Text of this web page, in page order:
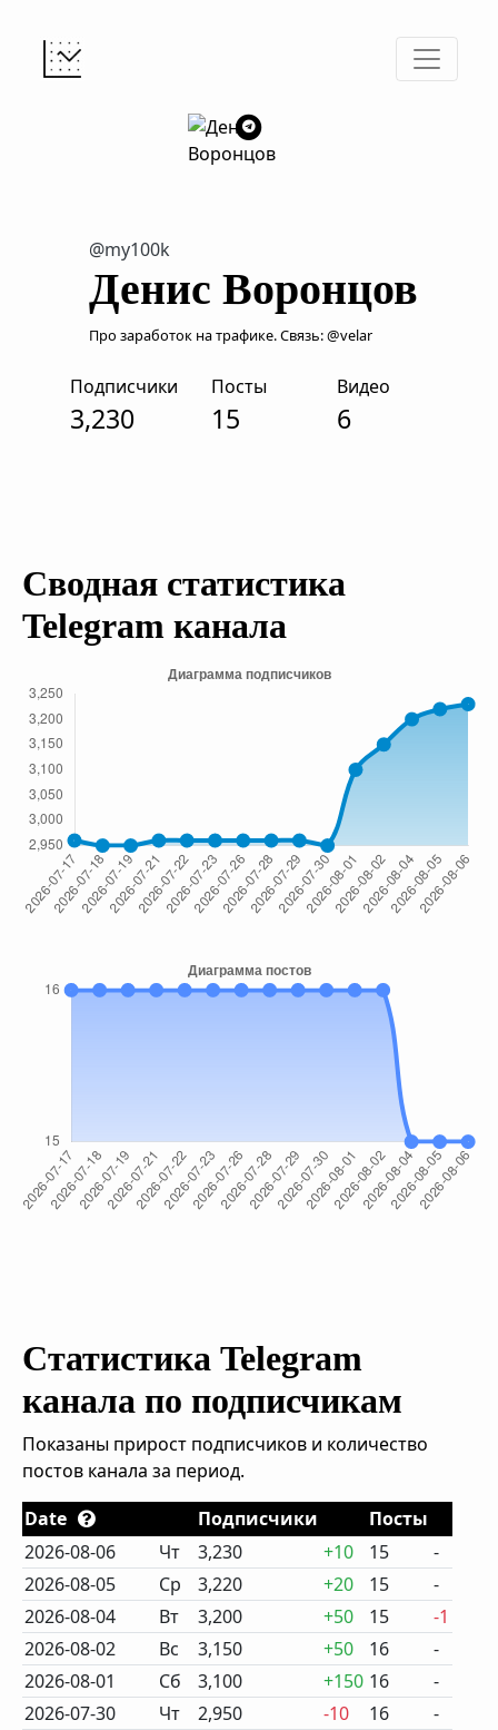
@my100k
Денис Воронцов
Про заработок на трафике. Связь: @velar
Подписчики
3,230
Посты
15
Видео
6
Сводная статистика
Telegram канала
Статистика Telegram
канала по подписчикам
Показаны прирост подписчиков и количество
постов канала за период.
Date
Подписчики
Посты
2026-08-06
Чт 3,230 +10 15
-
2026-08-05
Ср 3,220 +20 15
-
2026-08-04
Вт 3,200 +50 15
-1
2026-08-02
Вс 3,150 +50 16
-
2026-08-01
Сб 3,100 +150 16
-
2026-07-30
Чт 2,950 -10 16
-